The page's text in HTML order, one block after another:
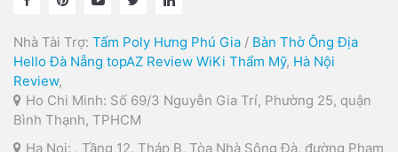
Nhà Tài Trợ: Tấm Poly Hưng Phú Gia / Bàn Thờ Ông Địa
Hello Đà Nẵng topAZ Review WiKi Thẩm Mỹ, Hà Nội
Review,
Ho Chi Minh: Số 69/3 Nguyễn Gia Trí, Phường 25, quận
Bình Thạnh, TPHCM
Ha Noi: , Tầng 12, Tháp B, Tòa Nhà Sông Đà, đường Phạm